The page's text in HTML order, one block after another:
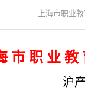
上海市职业
市 职 业 教
沪